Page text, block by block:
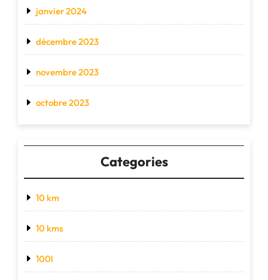
janvier 2024
décembre 2023
novembre 2023
octobre 2023
Categories
10 km
10 kms
100l